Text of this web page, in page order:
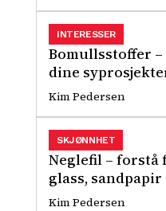
Bomullsstoffer
dine
INTERESSER
Kim Pedersen
Neglefil – forstå
glass,
SKJØNNHET
Kim Pedersen